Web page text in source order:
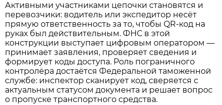
Активными участниками цепочки становятся и
перевозчики: водитель или экспедитор несёт
прямую ответственность за то, чтобы QR-код на
руках был действительным. ФНС в этой
конструкции выступает цифровым оператором —
принимает заявления, проверяет сведения и
формирует коды доступа. Роль пограничного
контролёра достаётся Федеральной таможенной
службе: инспектор сканирует код, сверяется с
актуальным статусом документа и решает вопрос
о пропуске транспортного средства.